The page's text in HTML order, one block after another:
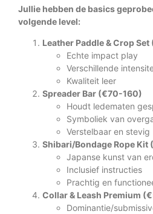
Jullie hebben de basics
volgende level:
Leather Paddle & Crop
Echte impact play
Verschillende
Kwaliteit leer
Spreader Bar (€70-160)
Houdt ledematen
Symboliek van
Verstelbaar en stevig
Shibari/Bondage Rope
Japanse kunst van
Inclusief instructies
Prachtig en
Collar & Leash Premium
Dominantie/